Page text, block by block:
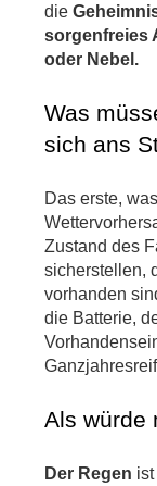
die
sorgenfreies
oder Nebel.
Was
sich ans
Das erste,
Zustand des
sicherstellen,
vorhanden
die Batterie,
Als würde
Der Regen